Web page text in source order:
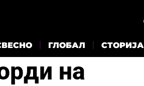
ГЛОБАЛ СТОРИЈА
на